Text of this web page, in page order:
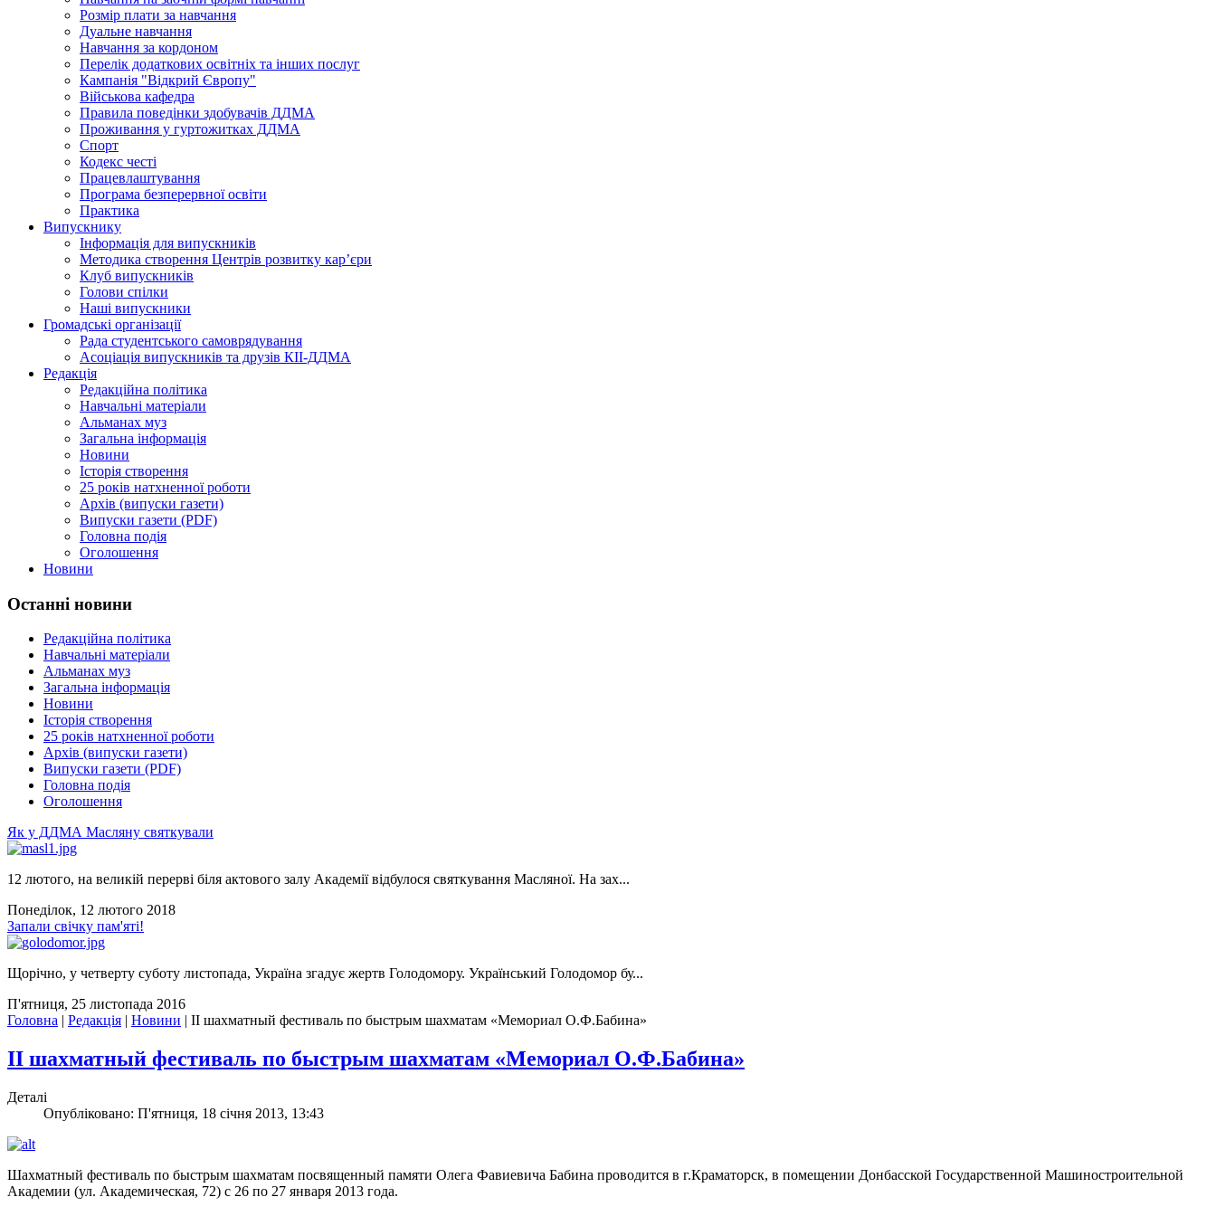
Розмір плати за навчання
Дуальне навчання
Навчання за кордоном
Перелік додаткових освітніх та інших послуг
Кампанія "Відкрий Європу"
Військова кафедра
Правила поведінки здобувачів ДДМА
Проживання у гуртожитках ДДМА
Спорт
Кодекс честі
Працевлаштування
Програма безперервної освіти
Практика
Випускнику
Інформація для випускників
Методика створення Центрів розвитку кар’єри
Клуб випускників
Голови спілки
Наші випускники
Громадські організації
Рада студентського самоврядування
Асоціація випускників та друзів КІІ-ДДМА
Редакція
Редакційна політика
Навчальні матеріали
Альманах муз
Загальна інформація
Новини
Історія створення
25 років натхненної роботи
Архів (випуски газети)
Випуски газети (PDF)
Головна подія
Оголошення
Новини
Останні новини
Редакційна політика
Навчальні матеріали
Альманах муз
Загальна інформація
Новини
Історія створення
25 років натхненної роботи
Архів (випуски газети)
Випуски газети (PDF)
Головна подія
Оголошення
Як у ДДМА Масляну святкували
12 лютого, на великій перерві біля актового залу Академії відбулося святкування Масляної. На зах...
Понеділок, 12 лютого 2018
Запали свічку пам'яті!
Щорічно, у четверту суботу листопада, Україна згадує жертв Голодомору. Український Голодомор бу...
П'ятниця, 25 листопада 2016
Головна | Редакція | Новини | II шахматный фестиваль по быстрым шахматам «Мемориал О.Ф.Бабина»
II шахматный фестиваль по быстрым шахматам «Мемориал О.Ф.Бабина»
Деталі
Опубліковано: П'ятниця, 18 січня 2013, 13:43
Шахматный фестиваль по быстрым шахматам посвященный памяти Олега Фавиевича Бабина проводится в г.Краматорск, в помещении Донбасской Государственной Машиностроительной
Академии (ул. Академическая, 72) с 26 по 27 января 2013 года.